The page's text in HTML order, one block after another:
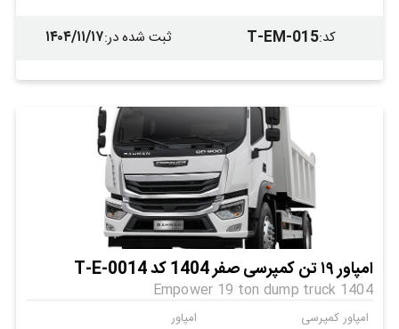
کد:
T-EM-015 ثبت شده در:۱۴۰۴/۱۱/۱۷
امپاور ۱۹ تن کمپرسی صفر 1404 کد T-E-0014
Empower 19 ton dump truck 1404
امپاور کمپرسی
امپاور